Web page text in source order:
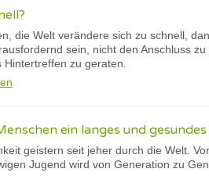
die Welt verändere sich zu schnell,
sein, nicht den Anschluss
zu geraten.
ein langes und
geistern seit jeher durch die Welt.
Jugend wird von Generation zu